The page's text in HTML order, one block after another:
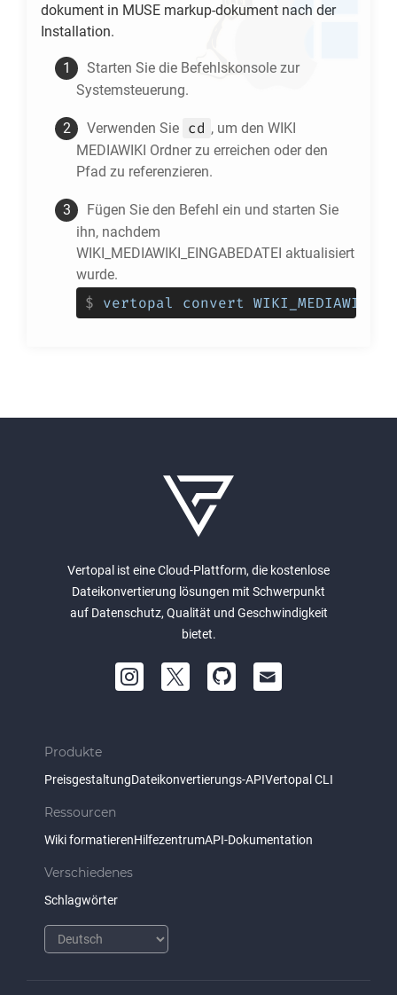
dokument in MUSE markup-dokument nach der
Installation.
Starten Sie die Befehlskonsole zur
Systemsteuerung.
Verwenden Sie cd , um den WIKI
MEDIAWIKI Ordner zu erreichen oder den
Pfad zu referenzieren.
Fügen Sie den Befehl ein und starten Sie
ihn, nachdem
WIKI_MEDIAWIKI_EINGABEDATEI aktualisiert
wurde.
$ vertopal convert
Vertopal ist eine Cloud-Plattform, die kostenlose
Dateikonvertierung lösungen mit Schwerpunkt
auf Datenschutz, Qualität und Geschwindigkeit
bietet.
Produkte
PreisgestaltungDateikonvertierungs-APIVertopal CLI
Ressourcen
Wiki formatierenHilfezentrumAPI-Dokumentation
Verschiedenes
Schlagwörter